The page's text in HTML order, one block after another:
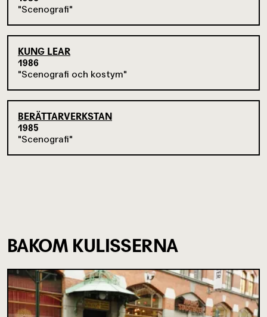
Scenografi
KUNG LEAR
1986
Scenografi och kostym
BERÄTTARVERKSTAN
1985
Scenografi
BAKOM KULISSERNA